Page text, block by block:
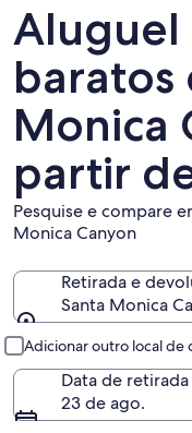
Aluguel
baratos
Monica
partir
Pesquise e compare
Monica Canyon
Retirada e
Santa Monica
Adicionar outro local de
Data de retirada
23 de ago.